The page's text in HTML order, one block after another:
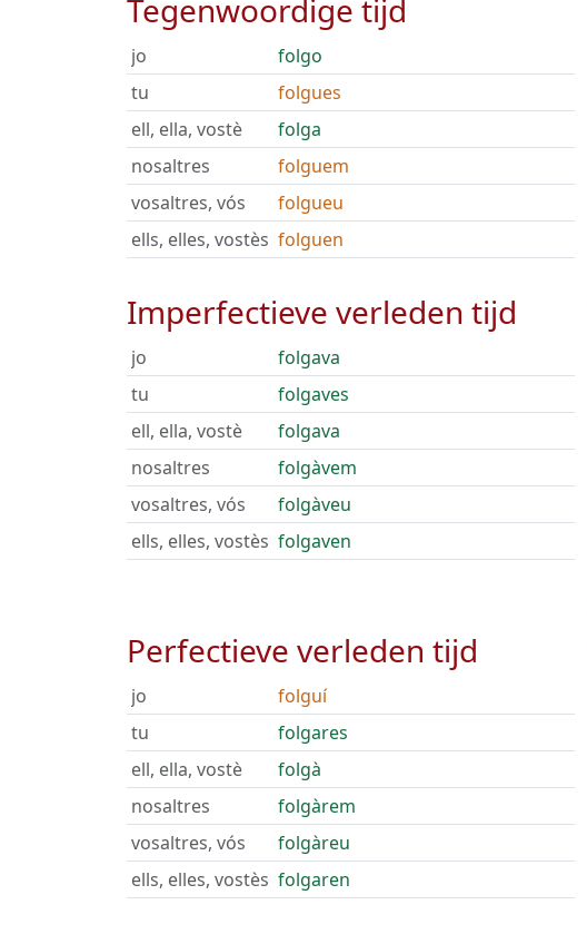
Tegenwoordige tijd
jo
folgo
tu
folgues
ell, ella, vostè
folga
nosaltres
folguem
vosaltres, vós
folgueu
ells, elles, vostès folguen
Imperfectieve verleden tijd
jo
folgava
tu
folgaves
ell, ella, vostè
folgava
nosaltres
folgàvem
vosaltres, vós
folgàveu
ells, elles, vostès folgaven
Perfectieve verleden tijd
jo
folguí
tu
folgares
ell, ella, vostè
folgà
nosaltres
folgàrem
vosaltres, vós
folgàreu
ells, elles, vostès folgaren